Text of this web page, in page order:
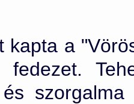
kapta a
fedezet.